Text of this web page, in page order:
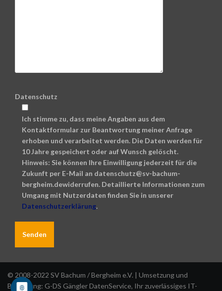
Datenschutz
Ich stimme zu, dass meine Angaben aus dem
Kontaktformular zur Beantwortung meiner Anfrage
erhoben und verarbeitet werden. Die Daten werden für
10 Jahre gespeichert oder auf Wunsch gelöscht.
Hinweis: Sie können Ihre Einwilligung jederzeit für die
Zukunft per E-Mail an datenschutz@sv-bachum-
bergheim.dewiderrufen. Detaillierte Informationen zum
Umgang mit Nutzerdaten finden Sie in unserer
Datenschutzerklärung.
t
© 2008-2022 SV Bachum / Bergheim e.V. | Umsetzung und
Betreuung: G-DS Gängler DatenService, Ihr zuverlässiges IT-